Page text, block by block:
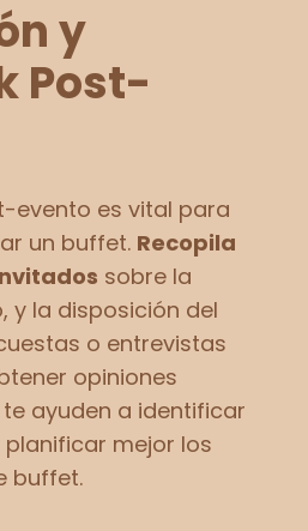
y
Post-
evento es vital para
un buffet. Recopila
sobre la
y la disposición del
o entrevistas
opiniones
ayuden a identificar
mejor los
buffet.